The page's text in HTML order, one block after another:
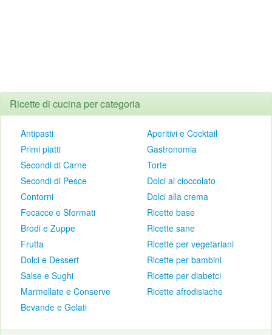
Ricette di cucina per categoria
Antipasti
Primi piatti
Secondi di Carne
Secondi di Pesce
Contorni
Focacce e Sformati
Brodi e Zuppe
Frutta
Dolci e Dessert
Salse e Sughi
Marmellate e Conserve
Bevande e Gelati
Aperitivi e Cocktail
Gastronomia
Torte
Dolci al cioccolato
Dolci alla crema
Ricette base
Ricette sane
Ricette per vegetariani
Ricette per bambini
Ricette per diabetci
Ricette afrodisiache